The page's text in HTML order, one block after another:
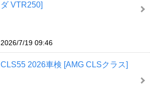
ダ VTR250]
2026/7/19 09:46
CLS55 2026車検 [AMG CLSクラス]